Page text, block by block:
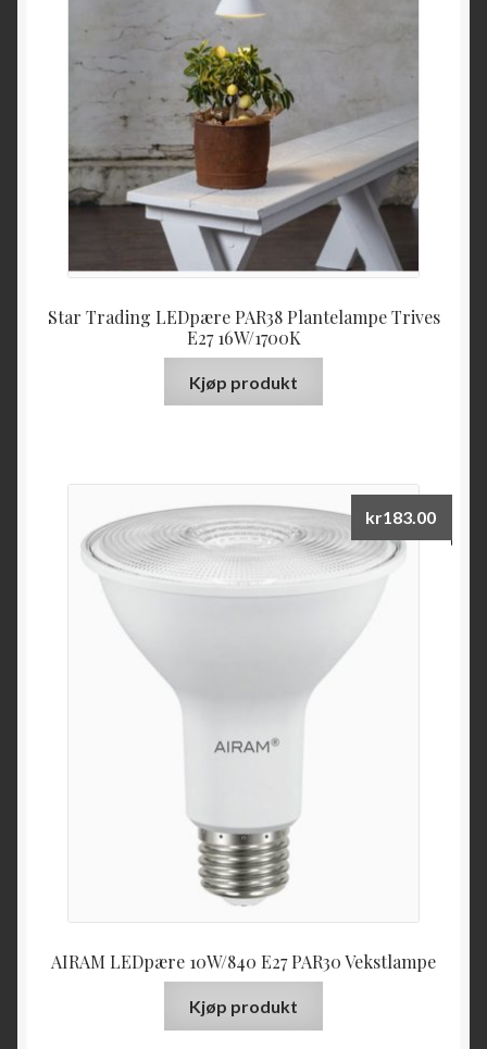
Star Trading LEDpære PAR38 Plantelampe Trives
E27 16W/1700K
Kjøp produkt
AIRAM LEDpære 10W/840 E27 PAR30 Vekstlampe
kr183.00
Kjøp produkt